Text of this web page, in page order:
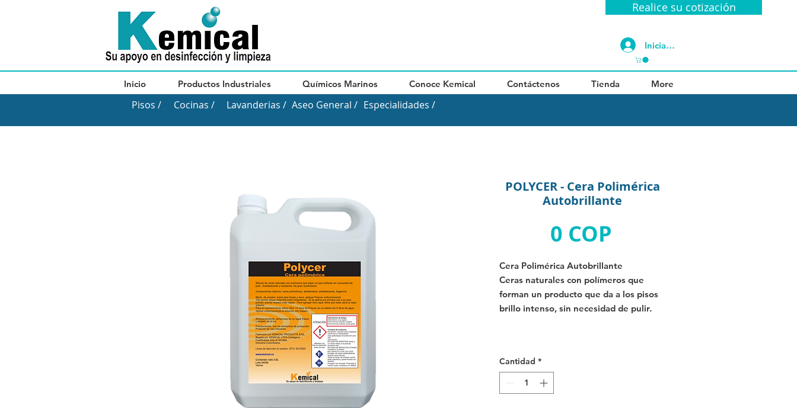
Realice su cotización
Iniciar sesión
Inicio Productos Industriales Químicos Marinos Conoce Kemical Contáctenos Tienda More
POLYCER - Cera Polimérica
Autobrillante
0 COP
Cera Polimérica Autobrillante
Ceras naturales con polímeros que
forman un producto que da a los pisos
brillo intenso, sin necesidad de pulir.
Cantidad *
Pisos / Cocinas / Lavanderias / Aseo General / Especialidades /